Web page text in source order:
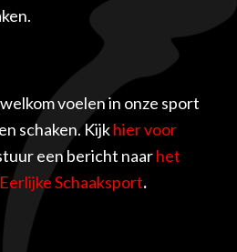
voelen in onze sport
schaken. Kijkhier voor
een bericht naarhet
Schaaksport.